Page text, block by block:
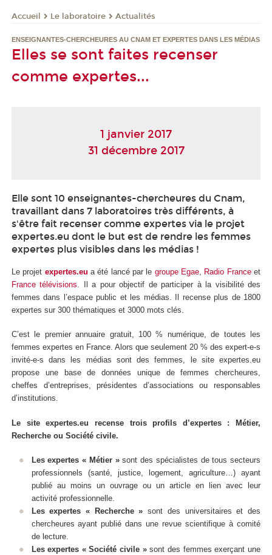
Accueil Le laboratoire Actualités
ENSEIGNANTES-CHERCHEURES AU CNAM ET EXPERTES DANS LES MÉDIAS
Elles se sont faites recenser
comme expertes...
1 janvier 2017
31 décembre 2017
Elle sont 10 enseignantes-chercheures du Cnam,
travaillant dans 7 laboratoires très différents, à
s'être fait recenser comme expertes via le projet
expertes.eu dont le but est de rendre les femmes
expertes plus visibles dans les médias !
Le projet expertes.eu a été lancé par le groupe Egae Radio Franceet
France télévisions . Il a pour objectif de participer à la visibilité des
femmes dans l’espace public et les médias. Il recense plus de 1800
expertes sur 300 thématiques et 3000 mots clés.
C’est le premier annuaire gratuit, 100 % numérique, de toutes les
femmes expertes en France. Alors que seulement 20 % des expert-e-s
invité-e-s dans les médias sont des femmes, le site expertes.eu
propose une base de données unique de femmes chercheures,
cheffes d’entreprises, présidentes d’associations ou responsables
d’institutions.
Le site expertes.eu recense trois profils d’expertes : Métier,
Recherche ou Société civile.
Les expertes « Métier »sont des spécialistes de tous secteurs
professionnels (santé, justice, logement, agriculture…) ayant
publié au moins un ouvrage ou un article en lien avec leur
activité professionnelle.
Les expertes « Recherche » sont des universitaires et des
chercheures ayant publié dans une revue scientifique à comité
de lecture.
Les expertes « Société civile »sont des femmes exerçant une